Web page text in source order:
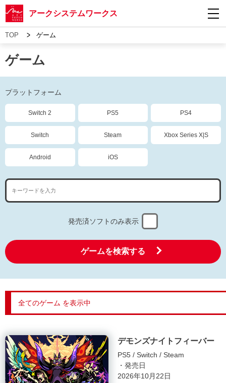
アークシステムワークス
TOP > ゲーム
ゲーム
プラットフォーム
Switch 2 PS5 PS4
Switch Steam Xbox Series X|S
Android iOS
発売済ソフトのみ表示
ゲームを検索する
全てのゲーム を表示中
デモンズナイトフィーバー
PS5 Switch
Steam
・発売日
2026年10月22日